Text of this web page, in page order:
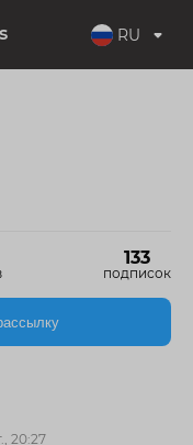
RU
133
подписок
20:27